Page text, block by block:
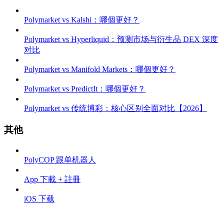
Polymarket vs Kalshi：哪個更好？
Polymarket vs Hyperliquid：预测市场与衍生品 DEX 深度
对比
Polymarket vs Manifold Markets：哪個更好？
Polymarket vs PredictIt：哪個更好？
Polymarket vs 传统博彩：核心区别全面对比【2026】
其他
PolyCOP 跟单机器人
App 下載 + 註冊
iOS 下载